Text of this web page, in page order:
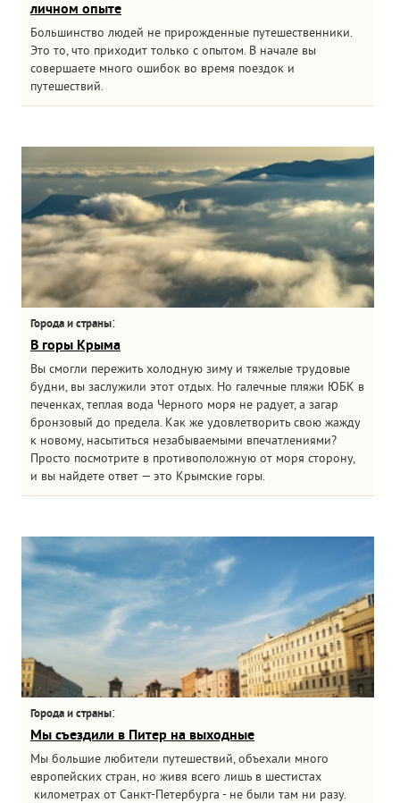
личном опыте
Большинство людей не прирожденные путешественники.
Это то, что приходит только с опытом. В начале вы
совершаете много ошибок во время поездок и
путешествий.
Города и страны:
В горы Крыма
Вы смогли пережить холодную зиму и тяжелые трудовые
будни, вы заслужили этот отдых. Но галечные пляжи ЮБК в
печенках, теплая вода Черного моря не радует, а загар
бронзовый до предела. Как же удовлетворить свою жажду
к новому, насытиться незабываемыми впечатлениями?
Просто посмотрите в противоположную от моря сторону,
и вы найдете ответ — это Крымские горы.
Города и страны:
Мы съездили в Питер на выходные
Мы большие любители путешествий, объехали много
европейских стран, но живя всего лишь в шестистах
километрах от Санкт-Петербурга - не были там ни разу.